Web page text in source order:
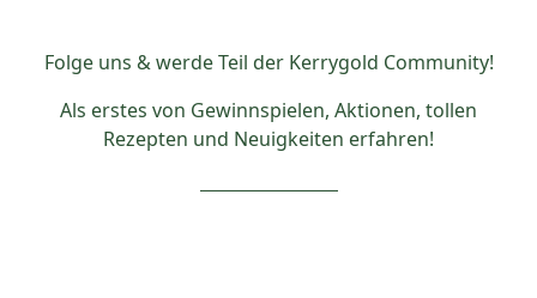
Folge uns & werde Teil der Kerrygold Community!
Als erstes von Gewinnspielen, Aktionen, tollen
Rezepten und Neuigkeiten erfahren!